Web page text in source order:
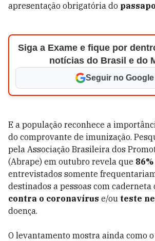
apresentação obrigatória do
Siga a Exame e fique por
notícias do Brasil e do
Seguir no Google
E a população reconhece a
do comprovante de imunização.
pela Associação Brasileira dos
(Abrape) em outubro revela que 86%
entrevistados somente
destinados a pessoas com caderneta
contra o coronavírus e/ou teste
doença.
O levantamento mostra ainda como